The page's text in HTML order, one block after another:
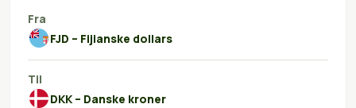
Fra
FJD – Fijianske dollars
Til
DKK – Danske kroner